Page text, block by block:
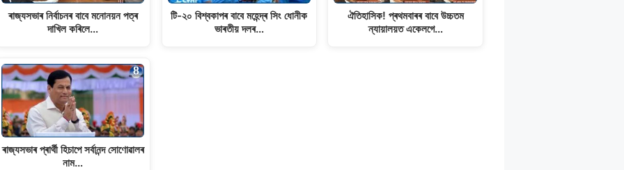
ৰাজ্যসভাৰ নিৰ্বাচনৰ বাবে মনোনয়ন পত্ৰ
দাখিল কৰিলে…
ৰাজ্যসভাৰ প্ৰাৰ্থী হিচাপে সৰ্বানন্দ সোণোৱালৰ
নাম…
টি-২০ বিশ্বকাপৰ বাবে মহেন্দ্ৰ সিং ধোনীক
ভাৰতীয় দলৰ…
ঐতিহাসিক! প্ৰথমবাৰৰ বাবে উচ্চতম
ন্যায়ালয়ত একেলগে…